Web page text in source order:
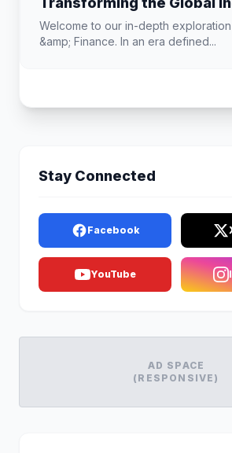
Landscape
Welcome to our in-depth
&amp; Finance. In an era defined...
Stay Connected
Facebook
YouTube
AD SPACE
(RESPONSIVE)